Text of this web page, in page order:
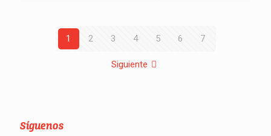
1 2 3 4 5 6 7
Siguiente
Síguenos